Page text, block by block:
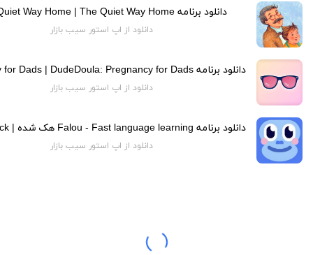
دانلود برنامه The Quiet Way Home | The Quiet Way Home
دانلود از اپ استور سیب بازار
دانلود از اپ استور سیب بازار
دانلود از اپ استور سیب بازار